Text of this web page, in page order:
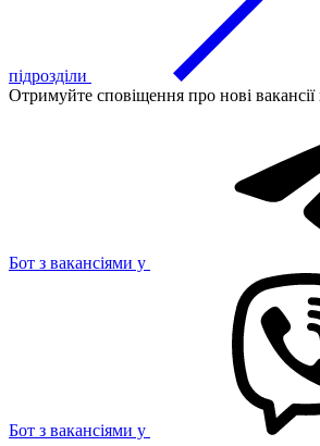
підрозділи
Отримуйте сповіщення про нові вакансії
Бот з вакансіями у
Бот з вакансіями у